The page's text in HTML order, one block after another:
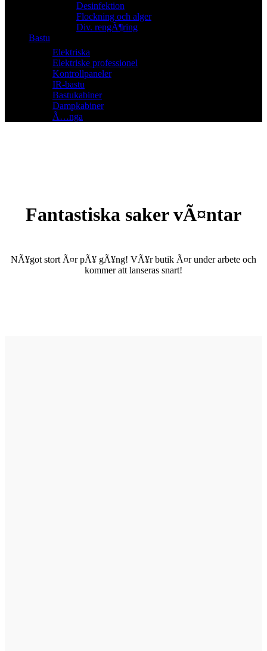
Desinfektion
Flockning och alger
Div. rengÃ¶ring
Bastu
Elektriska
Elektriske professionel
Kontrollpaneler
IR-bastu
Bastukabiner
Dampkabiner
Ã…nga
Fantastiska saker vÃ¤ntar
NÃ¥got stort Ã¤r pÃ¥ gÃ¥ng! VÃ¥r butik Ã¤r under arbete och
kommer att lanseras snart!